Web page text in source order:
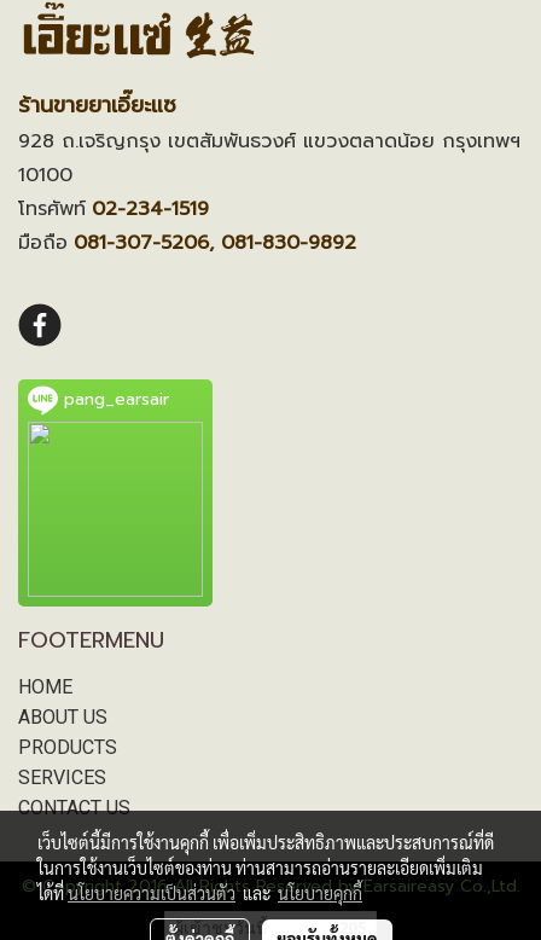
ร้านขายยาเอี๊ยะแซ
928 ถ.เจริญกรุง เขตสัมพันธวงศ์ แขวงตลาดน้อย กรุงเทพฯ
10100
โทรศัพท์ 02-234-1519
มือถือ 081-307-5206, 081-830-9892
pang_earsair
FOOTERMENU
HOME
ABOUT US
PRODUCTS
SERVICES
CONTACT US
© Copyright 2016 All Rights Reserved by Earsaireasy Co.,Ltd.
ผู้เข้าชมวันนี้ 205
เว็บไซต์นี้มีการใช้งานคุกกี้ เพื่อเพิ่มประสิทธิภาพและประสบการณ์ที่ดี
ในการใช้งานเว็บไซต์ของท่าน ท่านสามารถอ่านรายละเอียดเพิ่มเติม
ได้ที่นโยบายความเป็นส่วนตัวและนโยบายคุกกี้